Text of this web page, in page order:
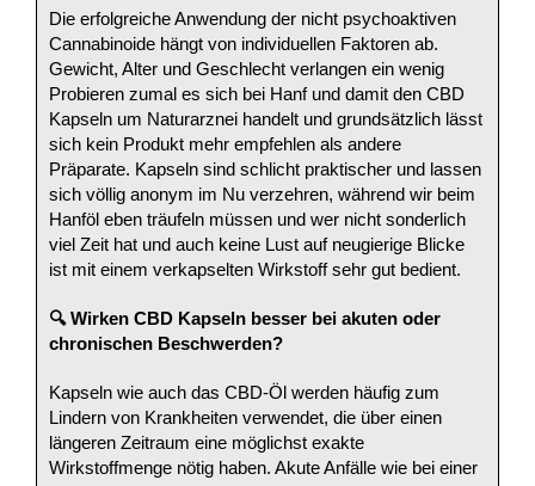
Die erfolgreiche Anwendung der nicht psychoaktiven
Cannabinoide hängt von individuellen Faktoren ab.
Gewicht, Alter und Geschlecht verlangen ein wenig
Probieren zumal es sich bei Hanf und damit den CBD
Kapseln um Naturarznei handelt und grundsätzlich lässt
sich kein Produkt mehr empfehlen als andere
Präparate. Kapseln sind schlicht praktischer und lassen
sich völlig anonym im Nu verzehren, während wir beim
Hanföl eben träufeln müssen und wer nicht sonderlich
viel Zeit hat und auch keine Lust auf neugierige Blicke
ist mit einem verkapselten Wirkstoff sehr gut bedient.
🔍 Wirken CBD Kapseln besser bei akuten oder
chronischen Beschwerden?
Kapseln wie auch das CBD-Öl werden häufig zum
Lindern von Krankheiten verwendet, die über einen
längeren Zeitraum eine möglichst exakte
Wirkstoffmenge nötig haben. Akute Anfälle wie bei einer